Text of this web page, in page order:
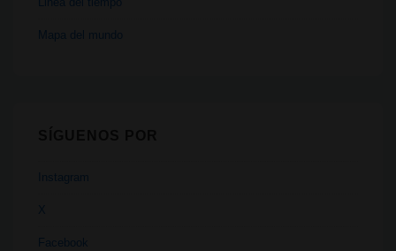
Mapa del mundo
Instagram
X
Facebook